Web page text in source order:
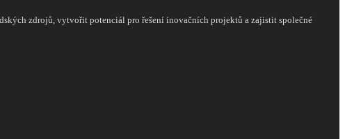
zdrojů, vytvořit potenciál pro řešení inovačních projektů a zajistit společné